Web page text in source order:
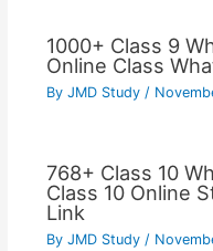
1000+ Class 9
Online Class
By JMD Study /
768+ Class 10
Class 10 Online
Link
By JMD Study /